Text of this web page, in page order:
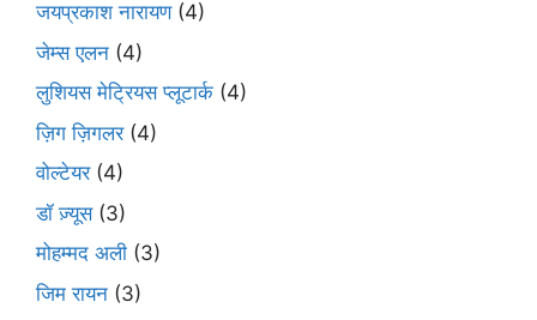
जयप्रकाश नारायण(4)
जेम्स एलन (4)
लुशियस मेट्रियस प्लूटार्क (4)
ज़िग ज़िगलर(4)
वोल्टेयर(4)
डॉ ज़्यूस(3)
मोहम्मद अली (3)
जिम रायन (3)